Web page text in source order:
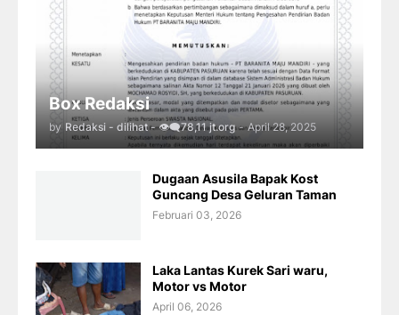
Box Redaksi
by Redaksi - dilihat - 👁️‍🗨️78,11 jt.org - April 28, 2025
Dugaan Asusila Bapak Kost
Guncang Desa Geluran Taman
Februari 03, 2026
Laka Lantas Kurek Sari waru,
Motor vs Motor
April 06, 2026